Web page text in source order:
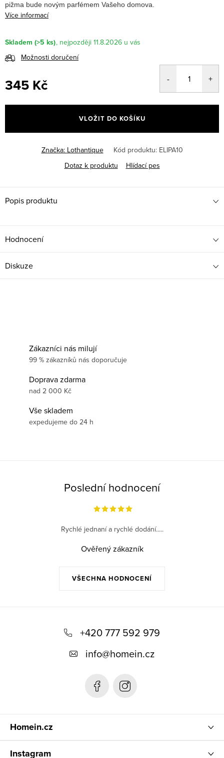
pižma bude novým parfémem Vašeho domova.
Více informací
Skladem (>5 ks)
11.8.2026
Možnosti doručení
345 Kč
cena:
VLOŽIT DO KOŠÍKU
Značka: Lothantique Kód produktu: ELIPA10
Dotaz k produktu
Hlídací pes
Popis produktu
Hodnocení
Diskuze
Zákazníci nás milují
99 % zákazníků nás doporučuje
Doprava zdarma
nad 2 000 Kč
Vše skladem
expedujeme do 24 h
Poslední hodnocení
VŠECHNA HODNOCENÍ
Rychlé jednaní a rychlé dodání.....
Ověřený zákazník
+420 777 592 979
info@homein.cz
Homein.cz
Instagram